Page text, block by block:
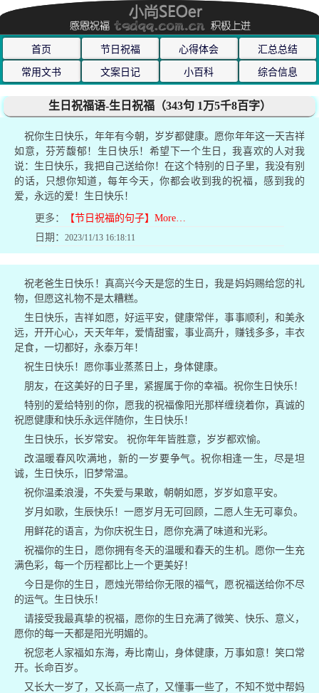
首页 节日祝福 心得体会 汇总总结
常用文书 文案日记 小百科 综合信息
生日祝福语-生日祝福（343句 1万5千8百字）
祝你生日快乐，年年有今朝，岁岁都健康。愿你年年这一天吉祥
如意，芬芳馥郁！生日快乐！希望下一个生日，我喜欢的人对我
说：生日快乐，我把自己送给你！在这个特别的日子里，我没有别
的话，只想你知道，每年今天，你都会收到我的祝福，感到我的
爱，永远的爱！生日快乐！
更多：
【节日祝福的句子】More…
日期： 2023/11/13 16:18:11
祝老爸生日快乐！真高兴今天是您的生日，我是妈妈赐给您的礼
物，但愿这礼物不是太糟糕。
生日快乐，吉祥如愿，好运平安，健康常伴，事事顺利，和美永
远，开开心心，天天年年，爱情甜蜜，事业高升，赚钱多多，丰衣
足食，一切都好，永泰万年！
祝生日快乐！愿你事业蒸蒸日上，身体健康。
朋友，在这美好的日子里，紧握属于你的幸福。祝你生日快乐！
特别的爱给特别的你，愿我的祝福像阳光那样缠绕着你，真诚的
祝愿健康和快乐永远伴随你，生日快乐！
生日快乐，长岁常安。 祝你年年皆胜意，岁岁都欢愉。
改温暖春风吹满地，新的一岁要争气。祝你相逢一生，尽是坦
诚，生日快乐，旧梦常温。
祝你温柔浪漫，不失爱与果敢，朝朝如愿，岁岁如意平安。
岁月如歌，生辰快乐！一愿岁月无可回顾，二愿人生无可辜负。
用鲜花的语言，为你庆祝生日，愿你充满了味道和光彩。
祝福你的生日，愿你拥有冬天的温暖和春天的生机。愿你一生充
满色彩，每一个历程都比上一个更美好！
今日是你的生日，愿烛光带给你无限的福气，愿祝福送给你不尽
的运气。生日快乐！
请接受我最真挚的祝福，愿你的生日充满了微笑、快乐、意义，
愿你的每一天都是阳光明媚的。
祝您老人家福如东海，寿比南山，身体健康，万事如意！笑口常
开。长命百岁。
又长大一岁了，又长高一点了，又懂事一些了，不知不觉中帮妈